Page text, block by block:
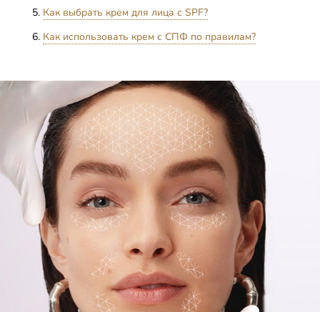
Как выбрать крем для лица с SPF?
Как использовать крем с СПФ по правилам?